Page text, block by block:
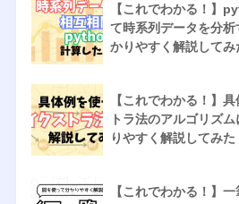
【これでわかる！】
て時系列データを分
かりやすく解説してみ
【これでわかる！】
トラ法のアルゴリズ
りやすく解説してみた
【これでわかる！】